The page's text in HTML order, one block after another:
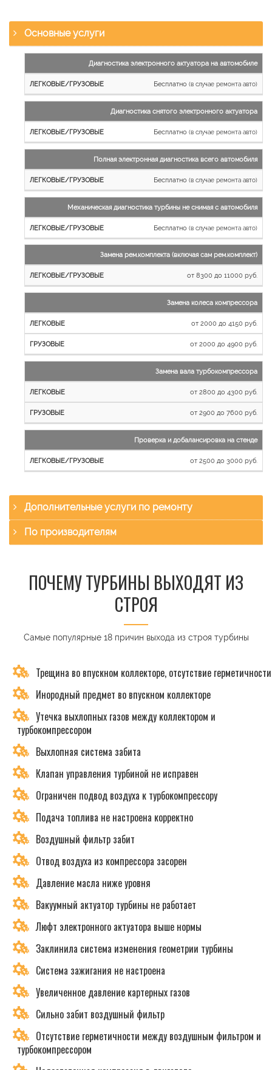
Основные услуги
работы
Легковые
и
Грузовые
автомобили
Диагностика электронного актуатора на автомобиле
Бесплатно (в случае ремонта авто)
Диагностика снятого электронного актуатора
Бесплатно (в случае ремонта авто)
Полная электронная диагностика всего автомобиля
Бесплатно (в случае ремонта авто)
Механическая диагностика турбины не снимая с автомобиля
Бесплатно (в случае ремонта авто)
Замена рем.комплекта (включая сам рем.комплект)
от 8300 до 11000 руб.
Замена колеса компрессора
от 2000 до 4150 руб.
от 2000 до 4900 руб.
Замена вала турбокомпрессора
от 2800 до 4300 руб.
от 2900 до 7600 руб.
Проверка и добалансировка на стенде
от 2500 до 3000 руб.
Дополнительные услуги по ремонту
По производителям
ПОЧЕМУ ТУРБИНЫ ВЫХОДЯТ ИЗ
СТРОЯ
Самые популярные 18 причин выхода из строя турбины
Трещина во впускном коллекторе, отсутствие герметичности
Инородный предмет во впускном коллекторе
Утечка выхлопных газов между коллектором и
турбокомпрессором
Выхлопная система забита
Клапан управления турбиной не исправен
Ограничен подвод воздуха к турбокомпрессору
Подача топлива не настроена корректно
Воздушный фильтр забит
Отвод воздуха из компрессора засорен
Давление масла ниже уровня
Вакуумный актуатор турбины не работает
Люфт электронного актуатора выше нормы
Заклинила система изменения геометрии турбины
Система зажигания не настроена
Увеличенное давление картерных газов
Сильно забит воздушный фильтр
Отсутствие герметичности между воздушным фильтром и
турбокомпрессором